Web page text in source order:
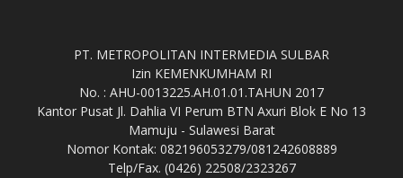
PT. METROPOLITAN INTERMEDIA SULBAR
Izin KEMENKUMHAM RI
No. : AHU-0013225.AH.01.01.TAHUN 2017
Kantor Pusat Jl. Dahlia VI Perum BTN Axuri Blok E No 13
Mamuju - Sulawesi Barat
Nomor Kontak: 082196053279/081242608889
Telp/Fax. (0426) 22508/2323267